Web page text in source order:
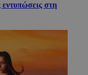
στη